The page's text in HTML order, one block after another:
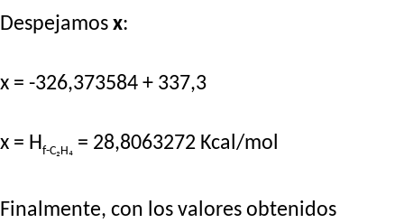
Despejamos x:
x = -326,373584 + 337,3
x = H f-C₂H₄ = 28,8063272 Kcal/mol
Finalmente, con los valores obtenidos